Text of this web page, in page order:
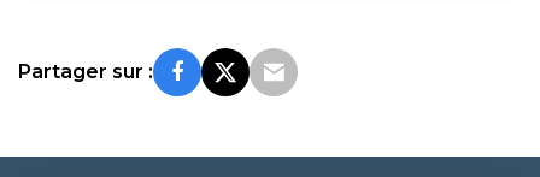
Partager sur :